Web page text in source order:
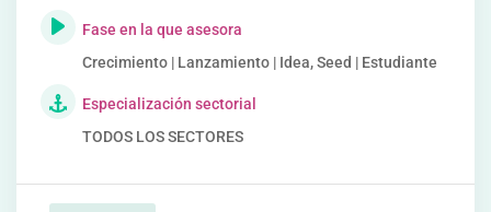
Fase en la que asesora
Crecimiento | Lanzamiento | Idea, Seed | Estudiante
Especialización sectorial
TODOS LOS SECTORES